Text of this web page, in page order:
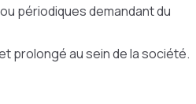
périodiques demandant du
prolongé au sein de la société.